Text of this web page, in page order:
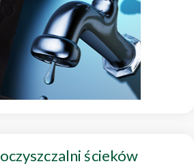
oczyszczalni ścieków